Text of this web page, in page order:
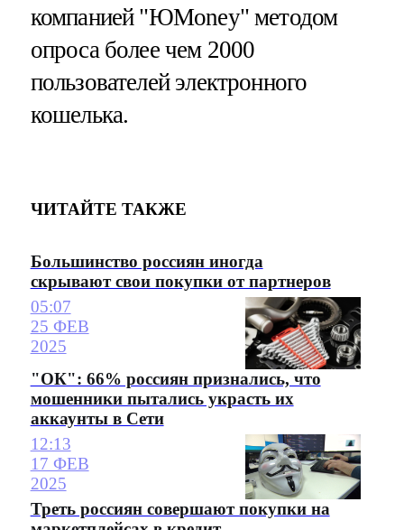
компанией "ЮMoney" методом
опроса более чем 2000
пользователей электронного
кошелька.
ЧИТАЙТЕ ТАКЖЕ
Большинство россиян иногда
скрывают свои покупки от партнеров
05:07
25 ФЕВ
2025
"ОК": 66% россиян признались, что
мошенники пытались украсть их
аккаунты в Сети
12:13
17 ФЕВ
2025
Треть россиян совершают покупки на